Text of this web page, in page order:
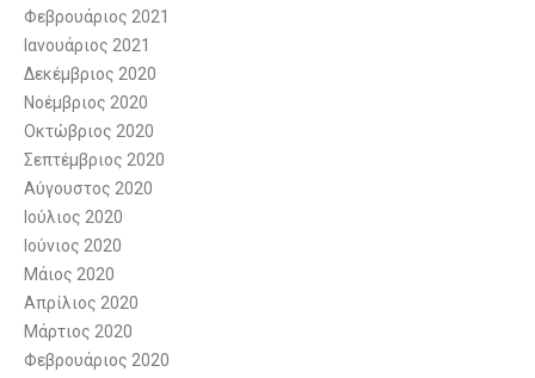
Φεβρουάριος 2021
Ιανουάριος 2021
Δεκέμβριος 2020
Νοέμβριος 2020
Οκτώβριος 2020
Σεπτέμβριος 2020
Αύγουστος 2020
Ιούλιος 2020
Ιούνιος 2020
Μάιος 2020
Απρίλιος 2020
Μάρτιος 2020
Φεβρουάριος 2020